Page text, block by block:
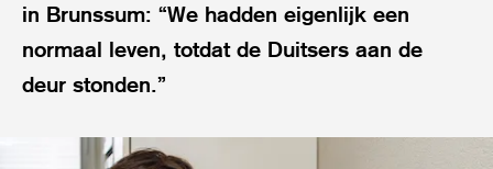
in Brunssum: “We hadden eigenlijk een
normaal leven, totdat de Duitsers aan de
deur stonden.”